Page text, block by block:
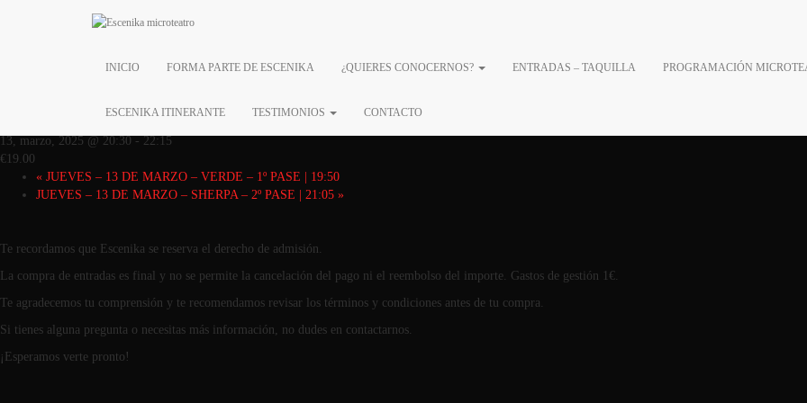
INICIO FORMA PARTE DE ESCENIKA ¿QUIERES CONOCERNOS? ENTRADAS – TAQUILLA PROGRAMACIÓN
ESCENIKA ITINERANTE TESTIMONIOS CONTACTO
« Todos los Eventos
JUEVES – 13 DE MARZO – PACK 3 HISTORIAS –
13, marzo, 2025 @ 20:30 - 22:15
€19.00
« JUEVES – 13 DE MARZO – VERDE – 1º PASE | 19:50
JUEVES – 13 DE MARZO – SHERPA – 2º PASE | 21:05 »
Te recordamos que Escenika se reserva el derecho de admisión.
La compra de entradas es final y no se permite la cancelación del pago ni el reembolso del importe. Gastos de gestión 1€.
Te agradecemos tu comprensión y te recomendamos revisar los términos y condiciones antes de tu compra.
Si tienes alguna pregunta o necesitas más información, no dudes en contactarnos.
¡Esperamos verte pronto!